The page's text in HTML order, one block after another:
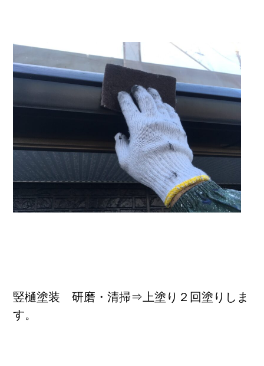
ブログ
竪樋塗装 研磨・清掃⇒上塗り２回塗りしま
す。